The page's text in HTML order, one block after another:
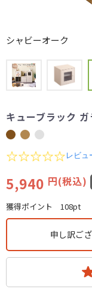
シャビーオーク
キューブラック
0.0
rating
レビュ
5,940 円(税込)
獲得ポイント 108pt
申し訳ご